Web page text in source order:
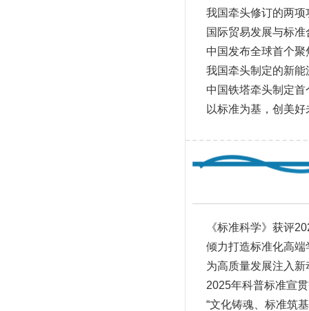
我国牵头修订的两
国际贸易发展与标
中国发布全球首个
我国牵头制定的新
中国铁塔牵头制定
以标准为基，创美好
《标准科学》获评
倾力打造标准化高端
为高质量发展注入
2025年科普标准宣
“文化铸魂、标准筑